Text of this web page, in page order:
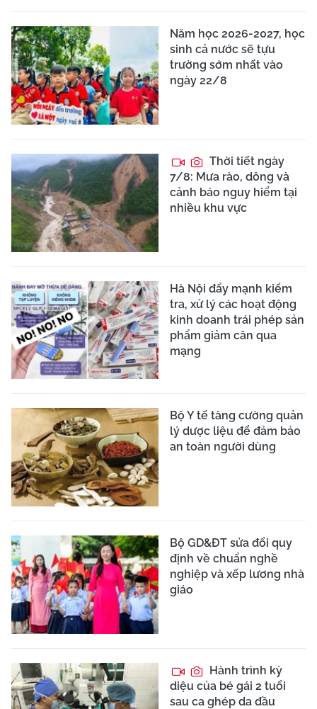
Năm học 2026-2027, học
sinh cả nước sẽ tựu
trường sớm nhất vào
ngày 22/8
Thời tiết ngày
7/8: Mưa rào, dông và
cảnh báo nguy hiểm tại
nhiều khu vực
Hà Nội đẩy mạnh kiểm
tra, xử lý các hoạt động
kinh doanh trái phép sản
phẩm giảm cân qua
mạng
Bộ Y tế tăng cường quản
lý dược liệu để đảm bảo
an toàn người dùng
Bộ GD&ĐT sửa đổi quy
định về chuẩn nghề
nghiệp và xếp lương nhà
giáo
Hành trình kỳ
diệu của bé gái 2 tuổi
sau ca ghép da đầu